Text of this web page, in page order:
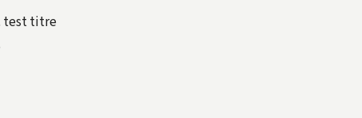
test titre